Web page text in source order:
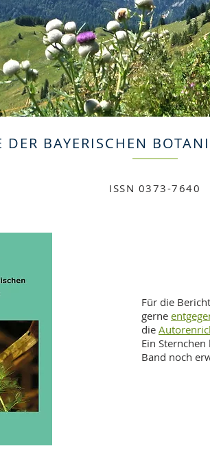
DER BAYERISCHEN
ISSN 0373-7640
Für die
gerne
die
Ein
Band noch